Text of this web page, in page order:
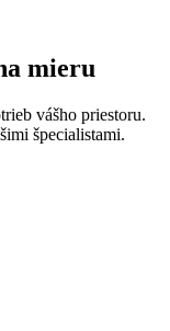
mieru
vášho priestoru.
špecialistami.